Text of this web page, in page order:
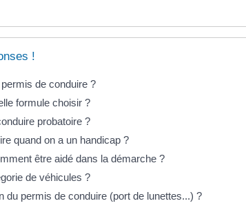
!
de conduire ?
formule choisir ?
probatoire ?
quand on a un handicap ?
être aidé dans la démarche ?
de véhicules ?
permis de conduire (port de lunettes...) ?